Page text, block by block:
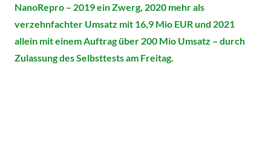
NanoRepro – 2019 ein Zwerg, 2020 mehr als
verzehnfachter Umsatz mit 16,9 Mio EUR und 2021
allein mit einem Auftrag über 200 Mio Umsatz – durch
Zulassung des Selbsttests am Freitag.